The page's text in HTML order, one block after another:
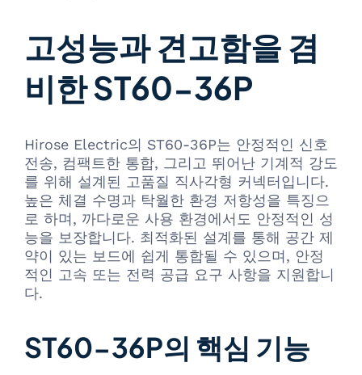
고성능과 견고함을 겸
비한 ST60-36P
Hirose Electric의 ST60-36P는 안정적인 신호
전송, 컴팩트한 통합, 그리고 뛰어난 기계적 강도
를 위해 설계된 고품질 직사각형 커넥터입니다.
높은 체결 수명과 탁월한 환경 저항성을 특징으
로 하며, 까다로운 사용 환경에서도 안정적인 성
능을 보장합니다. 최적화된 설계를 통해 공간 제
약이 있는 보드에 쉽게 통합될 수 있으며, 안정
적인 고속 또는 전력 공급 요구 사항을 지원합니
다.
ST60-36P의 핵심 기능